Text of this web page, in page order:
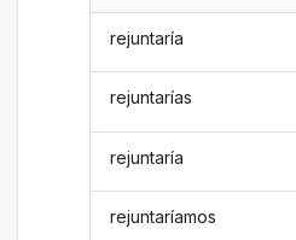
rejuntaría
rejuntarías
rejuntaría
rejuntaríamos